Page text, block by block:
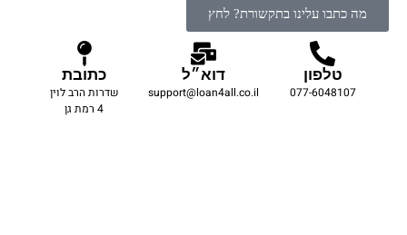
מה כתבו עלינו בתקשורת? לחץ
טלפון
077-6048107
דוא״ל
support@loan4all.co.il
כתובת
שדרות הרב לוין
4 רמת גן